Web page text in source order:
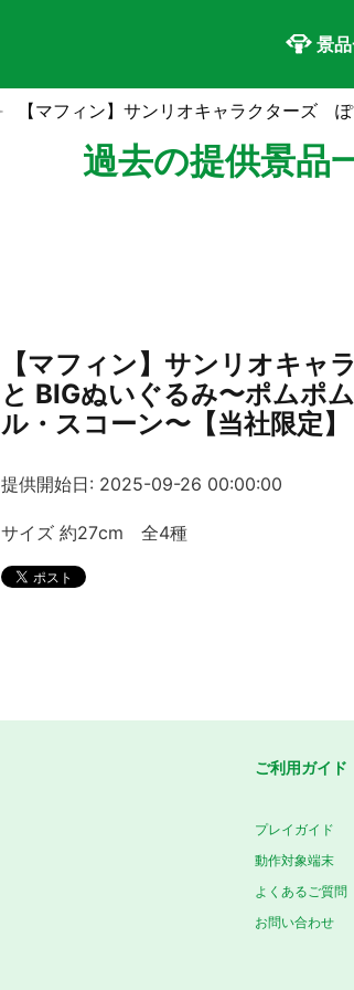
景
【マフィン】サンリオキャラクターズ
過去の提供景品
【マフィン】サンリオキ
と BIGぬいぐるみ〜ポムポ
ル・スコーン〜【当社限定】
提供開始日: 2025-09-26 00:00:00
サイズ 約27cm 全4種
ご利用ガイド
プレイガイド
動作対象端末
よくあるご質問
お問い合わせ